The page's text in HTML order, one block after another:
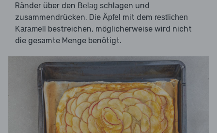
Ränder über den Belag schlagen und
zusammendrücken. Die Äpfel mit dem restlichen
Karamell
bestreichen, möglicherweise wird nicht
die gesamte Menge benötigt.